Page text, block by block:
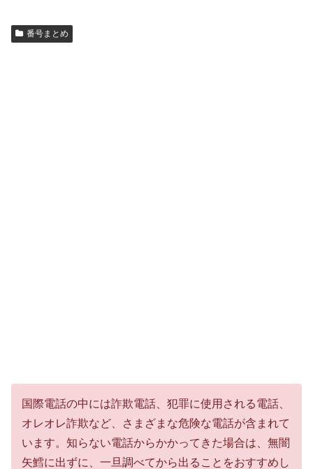
番号まとめ
国際電話の中には詐欺電話、犯罪に使用される電話、
オレオレ詐欺など、さまざまな危険な電話が含まれて
います。知らない電話からかかってきた場合は、無闇
矢鱈に出ずに、一旦調べてから出ることをおすすめし